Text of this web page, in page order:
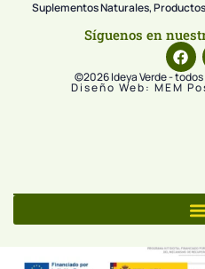
Suplementos Naturales,
Síguenos en
©2026 Ideya Verde -
Diseño Web: MEM